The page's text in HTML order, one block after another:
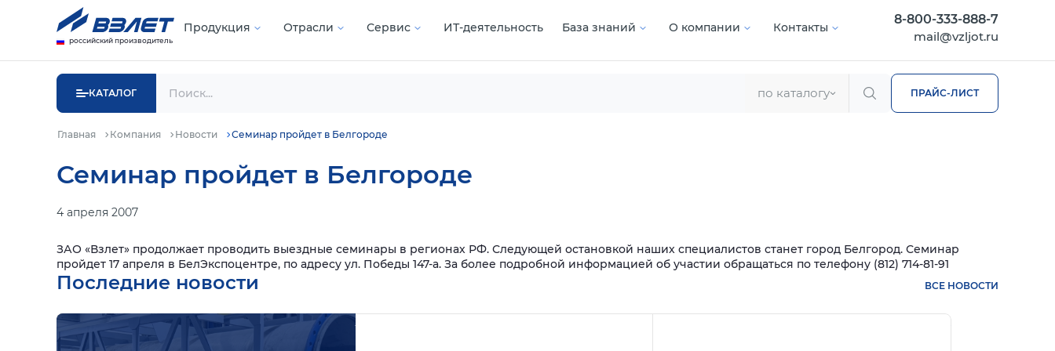
российский производитель
Продукция Отрасли Сервис ИТ-деятельность База знаний О компании Контакты
8-800-333-888-7
mail@vzljot.ru
КАТАЛОГ по каталогу ПРАЙС-ЛИСТ
Главная Компания Новости Семинар пройдет в Белгороде
Семинар пройдет в Белгороде
4 апреля 2007
ЗАО «Взлет» продолжает проводить выездные семинары в регионах РФ. Следующей остановкой наших специалистов станет город Белгород. Семинар
пройдет 17 апреля в БелЭкспоцентре, по адресу ул. Победы 147-а. За более подробной информацией об участии обращаться по телефону (812) 714-81-91
Последние новости
Подробнее Подробнее
ВСЕ НОВОСТИ